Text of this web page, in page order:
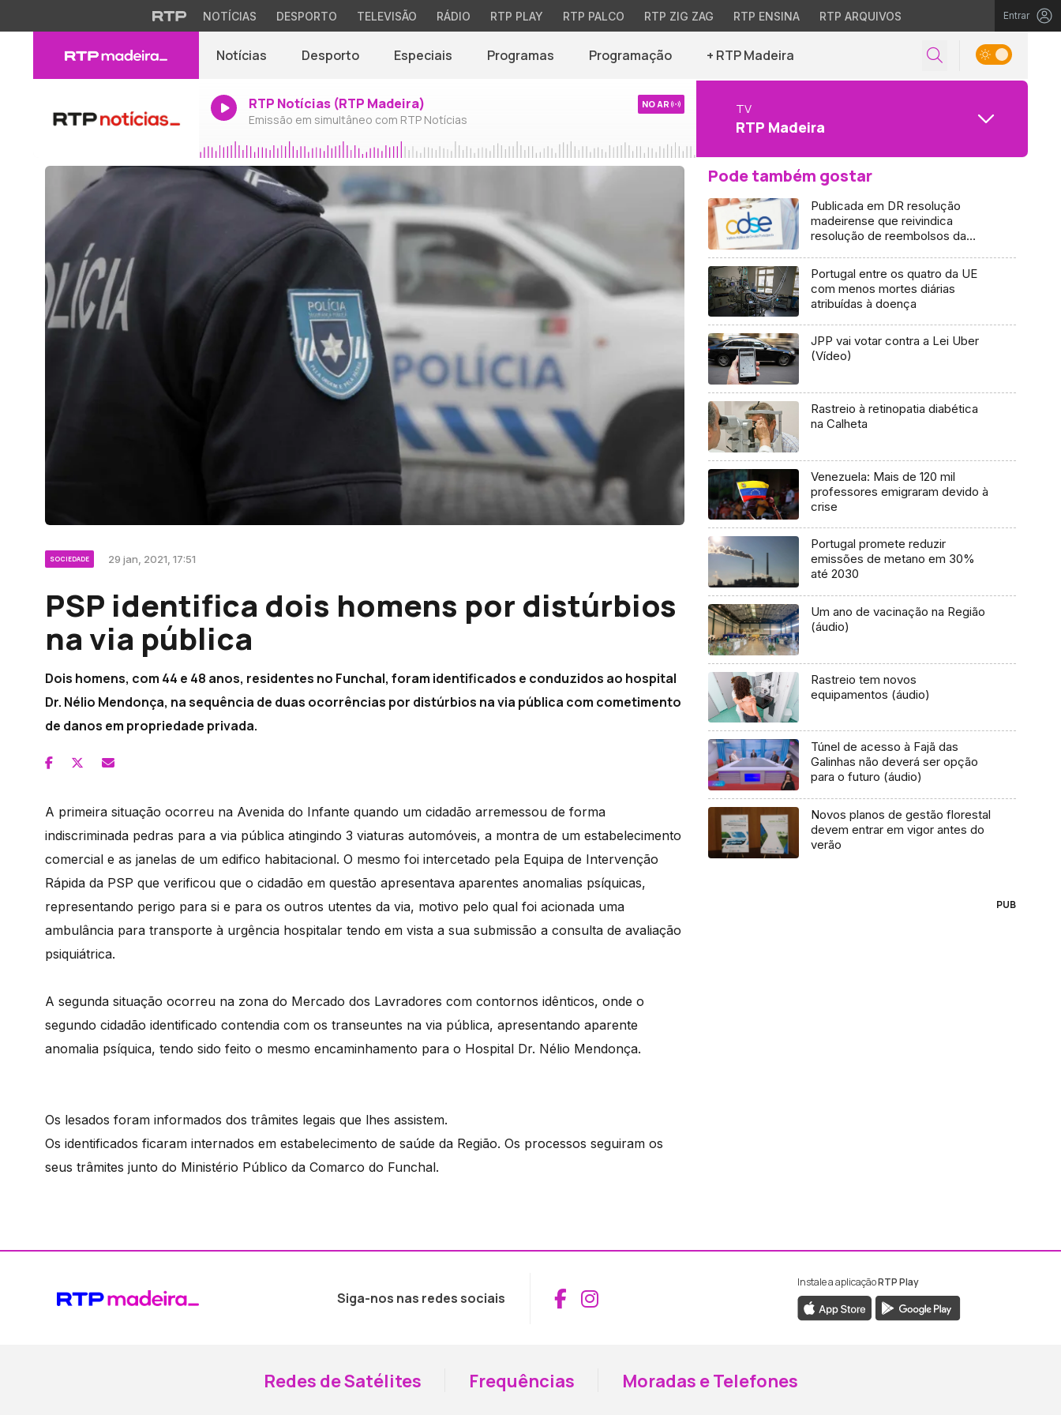
NOTÍCIAS DESPORTO TELEVISÃO RÁDIO RTP PLAY RTP PALCO RTP ZIG ZAG RTP ENSINA RTP ARQUIVOS Entrar
Notícias Desporto Especiais Programas Programação + RTP Madeira
RTP Notícias (RTP Madeira)
Emissão em simultâneo com RTP Notícias
NO AR TV
RTP Madeira
SOCIEDADE 29 jan, 2021, 17:51
PSP identifica dois homens por distúrbios
na via pública
Dois homens, com 44 e 48 anos, residentes no Funchal, foram identificados e conduzidos ao hospital
Dr. Nélio Mendonça, na sequência de duas ocorrências por distúrbios na via pública com cometimento
de danos em propriedade privada.
A primeira situação ocorreu na Avenida do Infante quando um cidadão arremessou de forma
indiscriminada pedras para a via pública atingindo 3 viaturas automóveis, a montra de um estabelecimento
comercial e as janelas de um edifico habitacional. O mesmo foi intercetado pela Equipa de Intervenção
Rápida da PSP que verificou que o cidadão em questão apresentava aparentes anomalias psíquicas,
representando perigo para si e para os outros utentes da via, motivo pelo qual foi acionada uma
ambulância para transporte à urgência hospitalar tendo em vista a sua submissão a consulta de avaliação
psiquiátrica.
A segunda situação ocorreu na zona do Mercado dos Lavradores com contornos idênticos, onde o
segundo cidadão identificado contendia com os transeuntes na via pública, apresentando aparente
anomalia psíquica, tendo sido feito o mesmo encaminhamento para o Hospital Dr. Nélio Mendonça.
Os lesados foram informados dos trâmites legais que lhes assistem.
Os identificados ficaram internados em estabelecimento de saúde da Região. Os processos seguiram os
seus trâmites junto do Ministério Público da Comarco do Funchal.
Pode também gostar
Publicada em DR resolução
madeirense que reivindica
resolução de reembolsos da
Portugal entre os quatro da UE
com menos mortes diárias
atribuídas à doença
JPP vai votar contra a Lei Uber
(Vídeo)
Rastreio à retinopatia diabética
na Calheta
Venezuela: Mais de 120 mil
professores emigraram devido à
crise
Portugal promete reduzir
emissões de metano em 30%
até 2030
Um ano de vacinação na Região
(áudio)
Rastreio tem novos
equipamentos (áudio)
Túnel de acesso à Fajã das
Galinhas não deverá ser opção
para o futuro (áudio)
Novos planos de gestão florestal
devem entrar em vigor antes do
verão
PUB
Siga-nos nas redes sociais Aceder ao Facebook da RTP Madeira
Aceder ao Instagram da RTP Madeira
Instale a aplicaçãoRTP Play
Redes de Satélites Frequências Moradas e Telefones